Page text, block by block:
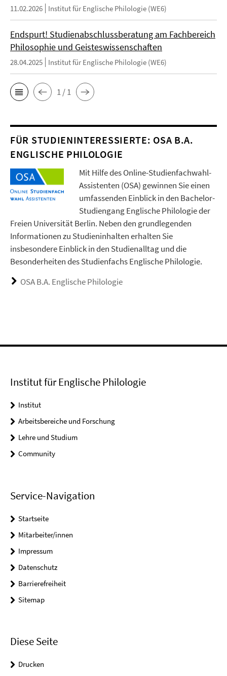
11.02.2026 Institut für Englische Philologie (WE6)
Endspurt! Studienabschlussberatung am Fachbereich
Philosophie und Geisteswissenschaften
28.04.2025 Institut für Englische Philologie (WE6)
1 / 1
FÜR STUDIENINTERESSIERTE: OSA B.A.
ENGLISCHE PHILOLOGIE
Mit Hilfe des Online-Studienfachwahl-
Assistenten (OSA) gewinnen Sie einen
umfassenden Einblick in den Bachelor-
Studiengang Englische Philologie der
Freien Universität Berlin. Neben den grundlegenden
Informationen zu Studieninhalten erhalten Sie
insbesondere Einblick in den Studienalltag und die
Besonderheiten des Studienfachs Englische Philologie.
OSA B.A. Englische Philologie
Institut für Englische Philologie
Institut
Arbeitsbereiche und Forschung
Lehre und Studium
Community
Service-Navigation
Startseite
Mitarbeiter/innen
Impressum
Datenschutz
Barrierefreiheit
Sitemap
Diese Seite
Drucken